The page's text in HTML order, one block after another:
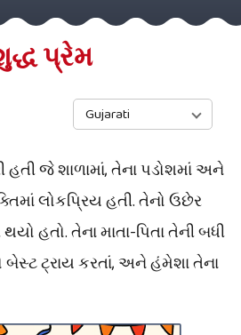
પ્રેમ
Gujarati
હતી જે શાળામાં, તેના પડોશમાં અને
લોકપ્રિય હતી. તેનો ઉછેર
થયો હતો. તેના માતા-પિતા તેની બધી
બેસ્ટ ટ્રાય કરતાં, અને હંમેશા તેના